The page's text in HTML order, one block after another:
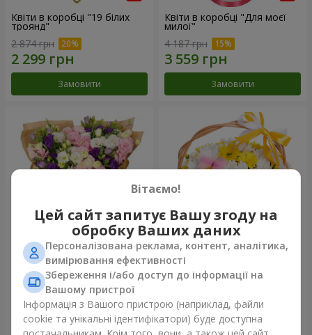
Квіти в коробці "19 білих
троянд"
2 874 грн
Замовити
Квіти в коробці "Для моєї
милої"
4 187 грн
Замовити
15 різнокольорових еустом
3 145 грн
Замовити
Кошик "Сонечко"
Замовити
Вітаємо!
Цей сайт запитує Вашу згоду на
обробку Ваших даних
Персоналізована реклама, контент, аналітика,
вимірювання ефективності
Збереження і/або доступ до інформації на
Вашому пристрої
Інформація з Вашого пристрою (наприклад, файли
cookie та унікальні ідентифікатори) буде доступна